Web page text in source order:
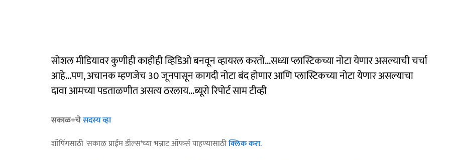
सोशल मीडियावर कुणीही काहीही व्हिडिओ बनवून व्हायरल करतो...सध्या प्लास्टिकच्या नोटा येणार असल्याची चर्चा
आहे...पण, अचानक म्हणजेच 30 जूनपासून कागदी नोटा बंद होणार आणि प्लास्टिकच्या नोटा येणार असल्याचा
दावा आमच्या पडताळणीत असत्य ठरलाय...ब्यूरो रिपोर्ट साम टीव्ही
सकाळ+चेसदस्य व्हा
शॉपिंगसाठी 'सकाळ प्राईम डील्स'च्या भन्नाट ऑफर्स पाहण्यासाठीक्लिक करा.